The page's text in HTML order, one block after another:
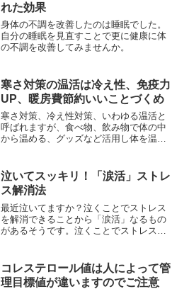
れた効果
身体の不調を改善したのは睡眠でした。
自分の睡眠を見直すことで更に健康に体
の不調を改善してみませんか。
寒さ対策の温活は冷え性、免疫力
UP、暖房費節約いいことづくめ
寒さ対策、冷え性対策、いわゆる温活と
呼ばれますが、食べ物、飲み物で体の中
から温める、グッズなど活用し体を温め
泣いてスッキリ！「涙活」ストレ
ス解消法
最近泣いてますか？泣くことでストレス
を解消できることから「涙活」なるもの
があるそうです。泣くことでストレスが
要視されています。
コレステロール値は人によって管
理目標値が違いますのでご注意